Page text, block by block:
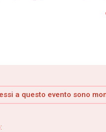
a questo evento sono